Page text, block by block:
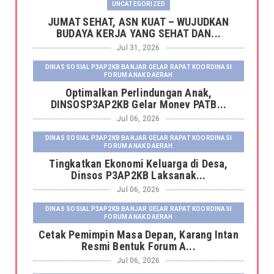
UNCATEGORIZED
JUMAT SEHAT, ASN KUAT – WUJUDKAN
BUDAYA KERJA YANG SEHAT DAN...
Jul 31, 2026
DINAS SOSIAL P3AP2KB BANJAR GELAR RAPAT KOORDINASI
FORUM ANAK DAERAH
Optimalkan Perlindungan Anak,
DINSOSP3AP2KB Gelar Monev PATB...
Jul 06, 2026
DINAS SOSIAL P3AP2KB BANJAR GELAR RAPAT KOORDINASI
FORUM ANAK DAERAH
Tingkatkan Ekonomi Keluarga di Desa,
Dinsos P3AP2KB Laksanak...
Jul 06, 2026
DINAS SOSIAL P3AP2KB BANJAR GELAR RAPAT KOORDINASI
FORUM ANAK DAERAH
Cetak Pemimpin Masa Depan, Karang Intan
Resmi Bentuk Forum A...
Jul 06, 2026